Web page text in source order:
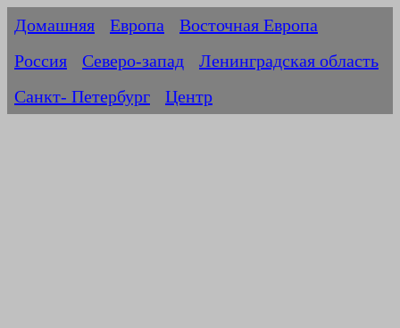
Домашняя Европа
Восточная Европа
Россия
Северо-запад
Ленинградская область
Санкт- Петербург
Центр